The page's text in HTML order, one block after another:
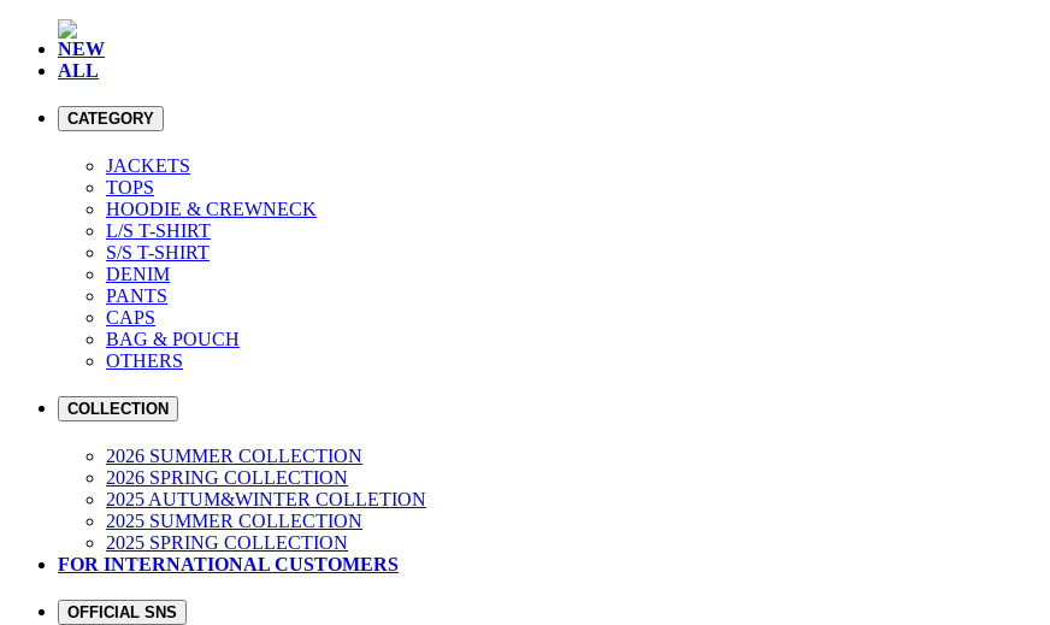
NEW
ALL
CATEGORY
JACKETS
TOPS
HOODIE & CREWNECK
L/S T-SHIRT
S/S T-SHIRT
DENIM
PANTS
CAPS
BAG & POUCH
OTHERS
COLLECTION
2026 SUMMER COLLECTION
2026 SPRING COLLECTION
2025 AUTUM&WINTER COLLETION
2025 SUMMER COLLECTION
2025 SPRING COLLECTION
FOR INTERNATIONAL CUSTOMERS
OFFICIAL SNS